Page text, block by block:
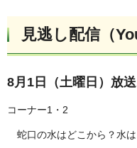
見逃し配信（
8月1日（土曜日）放送
コーナー1・2
蛇口の水はどこから？水